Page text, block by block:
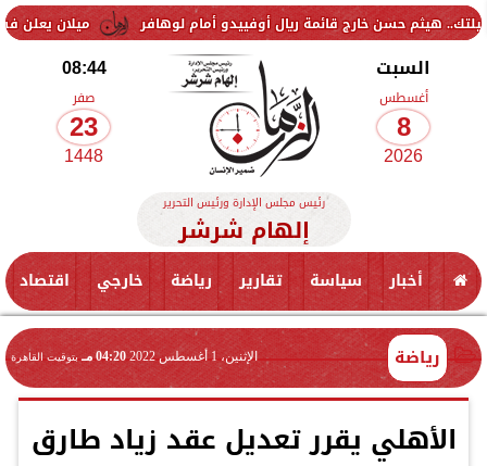
ميلان يعلن فسخ عقد خارج قائمة ريال أوفييدو أمام لوهافر
السبت
أغسطس
8
2026
08:44
صفر
23
1448
رئيس مجلس الإدارة ورئيس التحرير
إلهام شرشر
أخبار سياسة تقارير رياضة خارجي اقتصاد
رياضة الإثنين، 1 أغسطس 2022 04:20 مـ بتوقيت القاهرة
الأهلي يقرر تعديل عقد زياد طارق